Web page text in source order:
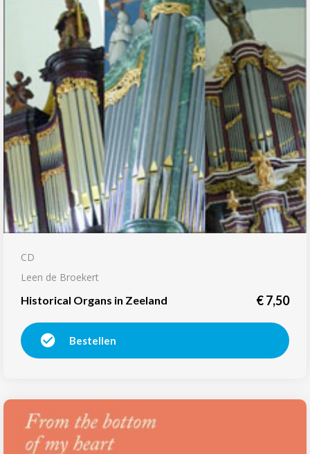
CD
Leen de Broekert
Historical Organs in Zeeland
€7,50
Bestellen